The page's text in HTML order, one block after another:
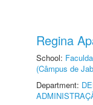
Regina
School:
(Câmpus de
Department: